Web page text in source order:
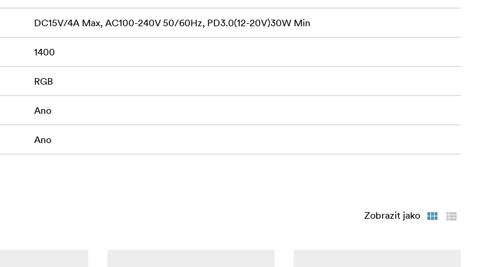
jsou zabudovány moduly Bluetooth a 2,4G.
k ovládání ve skupinách, chcete-li vytvořit spektakulární
napájení a aktualizace firmwaru prostřednictvím portu USB
(Power Delivery) (9–20 V) 20 W; model PavoTube II 30C
DC15V/4A Max, AC100-240V 50/60Hz, PD3.0(12-20V)30W Min
1400
RGB
Ano
Ano
Zobrazit jako